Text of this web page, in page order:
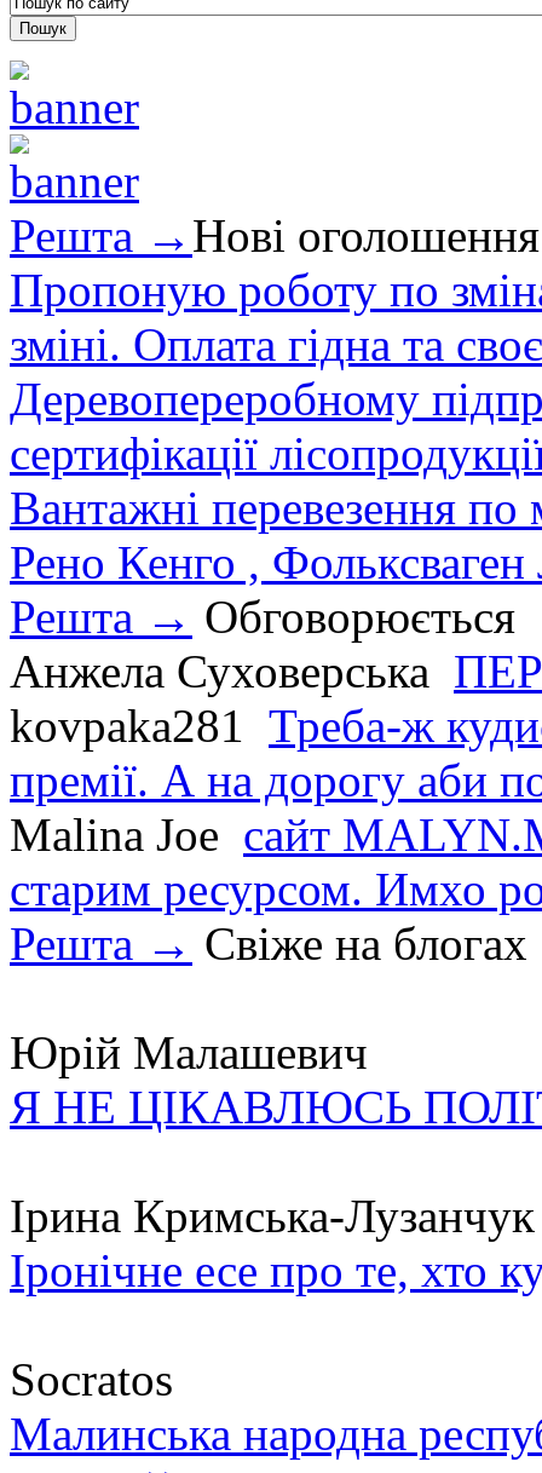
Решта → Нові оголошення
Пропоную роботу по
зміні. Оплата гідна та
Деревопереробному
сертифікації
Вантажні перевезення по
Рено Кенго ,
Решта → Обговорюється
Анжела Суховерська
kovpaka281 Треба-ж
премії. А на дорогу аби
Malina Joe сайт
старим ресурсом. Имхо
Решта → Свіже на блогах
Юрій Малашевич
Я НЕ ЦІКАВЛЮСЬ
Ірина Кримська-Лузанчук
Іронічне есе про те, хто
Socratos
Малинська народна